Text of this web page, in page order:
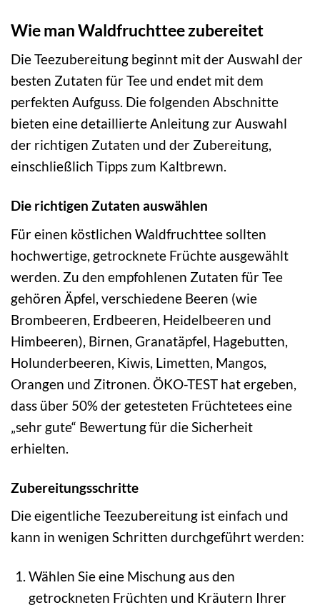
Wie man Waldfruchttee zubereitet
Die Teezubereitung beginnt mit der Auswahl der
besten Zutaten für Tee und endet mit dem
perfekten Aufguss. Die folgenden Abschnitte
bieten eine detaillierte Anleitung zur Auswahl
der richtigen Zutaten und der Zubereitung,
einschließlich Tipps zum Kaltbrewn.
Die richtigen Zutaten auswählen
Für einen köstlichen Waldfruchttee sollten
hochwertige, getrocknete Früchte ausgewählt
werden. Zu den empfohlenen Zutaten für Tee
gehören Äpfel, verschiedene Beeren (wie
Brombeeren, Erdbeeren, Heidelbeeren und
Himbeeren), Birnen, Granatäpfel, Hagebutten,
Holunderbeeren, Kiwis, Limetten, Mangos,
Orangen und Zitronen. ÖKO-TEST hat ergeben,
dass über 50% der getesteten Früchtetees eine
„sehr gute“ Bewertung für die Sicherheit
erhielten.
Zubereitungsschritte
Die eigentliche Teezubereitung ist einfach und
kann in wenigen Schritten durchgeführt werden:
Wählen Sie eine Mischung aus den
getrockneten Früchten und Kräutern Ihrer